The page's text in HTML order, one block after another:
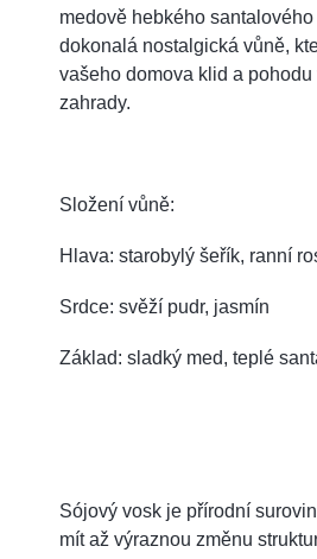
medově hebkého
dokonalá nostalgická vůně,
vašeho domova klid a
zahrady.
Složení vůně:
Hlava: starobylý šeřík, ranní
Srdce: svěží pudr, jasmín
Základ: sladký med, teplé
Sójový vosk je přírodní
mít až výraznou změnu